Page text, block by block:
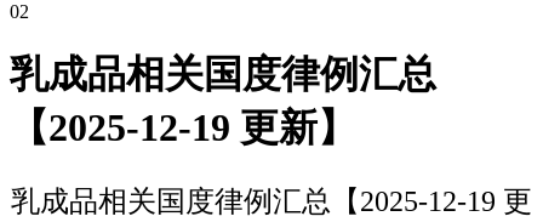
02
乳成品相关国度律例汇总
【2025-12-19 更新】
乳成品相关国度律例汇总【2025-12-19 更